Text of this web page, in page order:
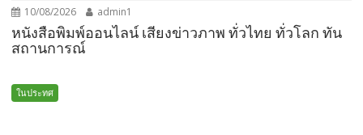
10/08/2026 admin1
หนังสือพิมพ์ออนไลน์ เสียงข่าวภาพ ทั่วไทย ทั่วโลก ทัน
สถานการณ์
ในประทศ